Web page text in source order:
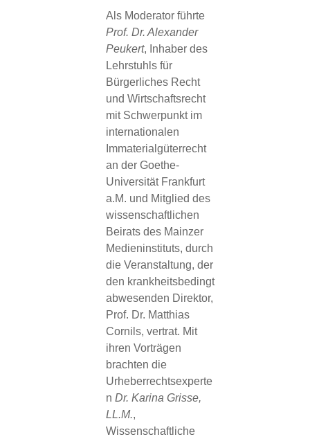
Als Moderator führte
Prof. Dr. Alexander
Peukert, Inhaber des
Lehrstuhls für
Bürgerliches Recht
und Wirtschaftsrecht
mit Schwerpunkt im
internationalen
Immaterialgüterrecht
an der Goethe-
Universität Frankfurt
a.M. und Mitglied des
wissenschaftlichen
Beirats des Mainzer
Medieninstituts, durch
die Veranstaltung, der
den krankheitsbedingt
abwesenden Direktor,
Prof. Dr. Matthias
Cornils, vertrat. Mit
ihren Vorträgen
brachten die
Urheberrechtsexperte
n Dr. Karina Grisse,
LL.M.,
Wissenschaftliche